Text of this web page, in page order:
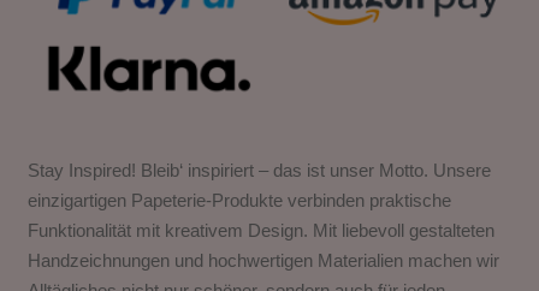
Stay Inspired! Bleib‘ inspiriert – das ist unser Motto. Unsere
einzigartigen Papeterie-Produkte verbinden praktische
Funktionalität mit kreativem Design. Mit liebevoll gestalteten
Handzeichnungen und hochwertigen Materialien machen wir